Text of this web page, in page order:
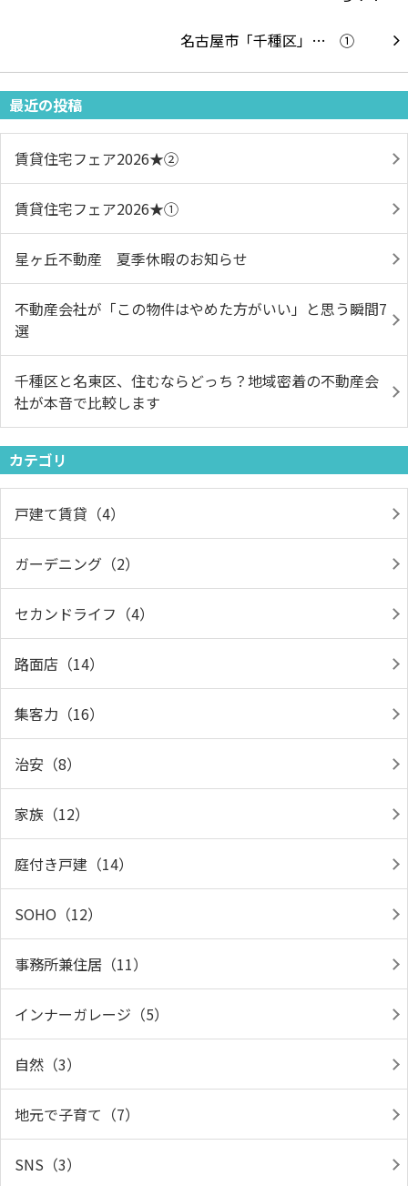
名古屋市「千種区」…
最近の投稿
賃貸住宅フェア2026★➁
賃貸住宅フェア2026★①
星ヶ丘不動産 夏季休暇のお知らせ
不動産会社が「この物件はやめた方がいい」と思う瞬間7
選
千種区と名東区、住むならどっち？地域密着の不動産会
社が本音で比較します
カテゴリ
戸建て賃貸（4）
ガーデニング（2）
セカンドライフ（4）
路面店（14）
集客力（16）
治安（8）
家族（12）
庭付き戸建（14）
SOHO（12）
事務所兼住居（11）
インナーガレージ（5）
自然（3）
地元で子育て（7）
SNS（3）